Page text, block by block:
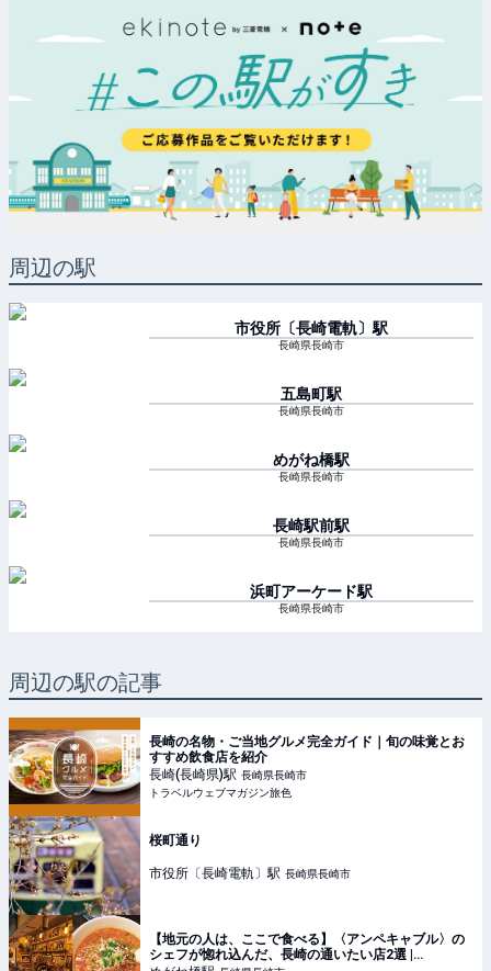
周辺の駅
市役所〔長崎電軌〕 駅
長崎県長崎市
五島町駅
長崎県長崎市
めがね橋駅
長崎県長崎市
長崎駅前駅
長崎県長崎市
浜町アーケード駅
長崎県長崎市
周辺の駅の記事
長崎の名物・ご当地グルメ完全ガイド｜旬の味覚とお
すすめ飲食店を紹介
長崎(長崎県)駅 長崎県長崎市
トラベルウェブマガジン旅色
桜町通り
市役所〔長崎電軌〕駅 長崎県長崎市
【地元の人は、ここで食べる】〈アンペキャブル〉の
シェフが惚れ込んだ、長崎の通いたい店2選 |